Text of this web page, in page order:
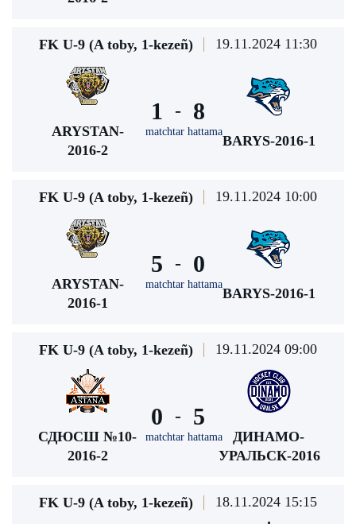
FK U-9 (A toby, 1-kezeñ) 19.11.2024 11:30
ARYSTAN-
2016-2
1 -
matchtar hattama
8
BARYS-2016-1
FK U-9 (A toby, 1-kezeñ) 19.11.2024 10:00
ARYSTAN-
2016-1
5 -
matchtar hattama
0
BARYS-2016-1
FK U-9 (A toby, 1-kezeñ) 19.11.2024 09:00
СДЮСШ №10-
2016-2
0 -
matchtar hattama
5
ДИНАМО-
УРАЛЬСК-2016
FK U-9 (A toby, 1-kezeñ) 18.11.2024 15:15